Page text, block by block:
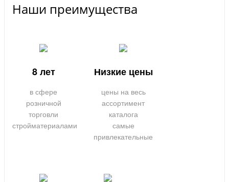
Наши преимущества
8 лет
в сфере
розничной
торговли
стройматериалами
Низкие цены
цены на весь
ассортимент
каталога
самые
привлекательные